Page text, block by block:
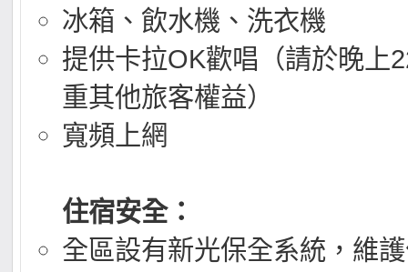
冰箱、飲水機、洗衣機
提供卡拉OK歡唱（請於晚上
重其他旅客權益）
寬頻上網
住宿安全：
全區設有新光保全系統，維